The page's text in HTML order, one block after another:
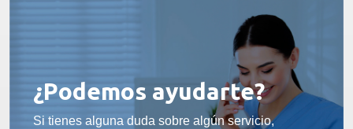
¿Podemos ayudarte?
Si tienes alguna duda sobre algún servicio,